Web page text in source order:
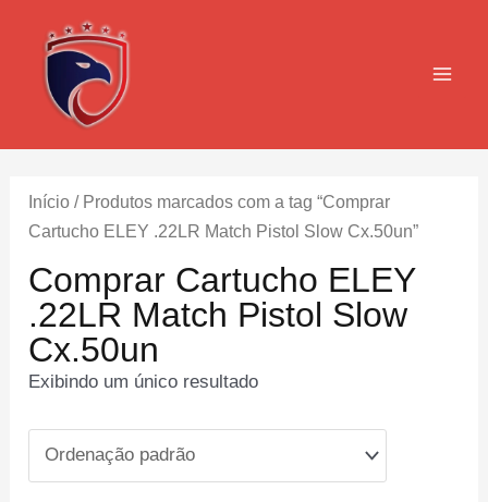
conteúdo
Início / Produtos marcados com a tag “Comprar
Cartucho ELEY .22LR Match Pistol Slow Cx.50un”
Comprar Cartucho ELEY
.22LR Match Pistol Slow
Cx.50un
Exibindo um único resultado